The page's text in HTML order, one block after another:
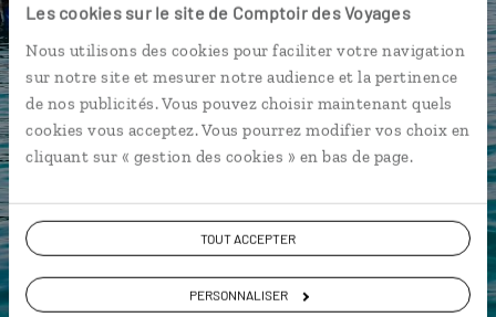
Les cookies sur le site de Comptoir des Voyages
Nous utilisons des cookies pour faciliter votre navigation
sur notre site et mesurer notre audience et la pertinence
de nos publicités. Vous pouvez choisir maintenant quels
cookies vous acceptez. Vous pourrez modifier vos choix en
cliquant sur « gestion des cookies » en bas de page.
TOUT ACCEPTER
PERSONNALISER
Échangez en face à face ou depuis nos studios
connectés en agence, mais aussi par email ou
téléphone.
Vous gardez le même interlocuteur avant,
pendant et après votre voyage.
DEMANDER UN DEVIS
ou